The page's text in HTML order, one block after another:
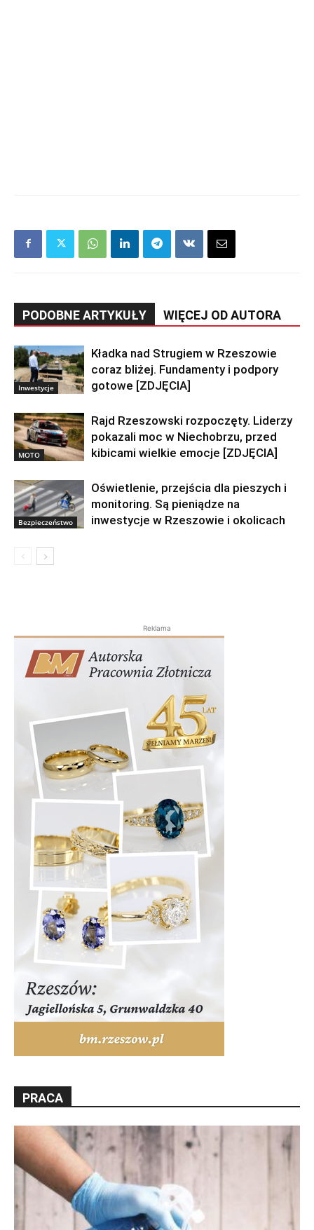
PODOBNE ARTYKUŁY WIĘCEJ OD AUTORA
Inwestycje
Kładka nad Strugiem w Rzeszowie
coraz bliżej. Fundamenty i podpory
gotowe [ZDJĘCIA]
MOTO
Rajd Rzeszowski rozpoczęty. Liderzy
pokazali moc w Niechobrzu, przed
kibicami wielkie emocje [ZDJĘCIA]
Bezpieczeństwo
Oświetlenie, przejścia dla pieszych i
monitoring. Są pieniądze na
inwestycje w Rzeszowie i okolicach
Reklama
PRACA